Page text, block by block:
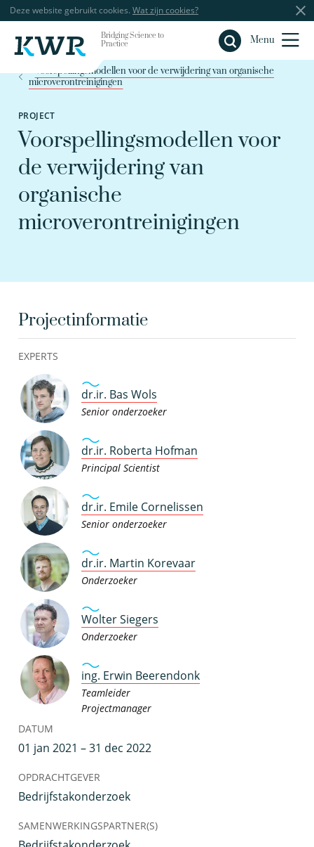
Deze website gebruikt cookies. Wat zijn cookies?
Bridging Science to
Practice
Menu
Sluiten
Voorspellingsmodellen voor de verwijdering van organische
microverontreinigingen
PROJECT
Voorspellingsmodellen voor
de verwijdering van
organische
microverontreinigingen
Projectinformatie
EXPERTS
dr.ir. Bas Wols
Senior onderzoeker
dr.ir. Roberta Hofman
Principal Scientist
dr.ir. Emile Cornelissen
Senior onderzoeker
dr.ir. Martin Korevaar
Onderzoeker
Wolter Siegers
Onderzoeker
ing. Erwin Beerendonk
Teamleider
Projectmanager
DATUM
01 jan 2021 – 31 dec 2022
OPDRACHTGEVER
Bedrijfstakonderzoek
SAMENWERKINGSPARTNER(S)